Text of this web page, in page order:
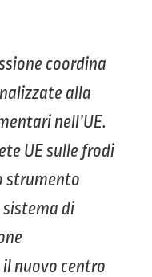
coordina
alla
nell’UE.
UE sulle frodi
strumento
di
nuovo centro